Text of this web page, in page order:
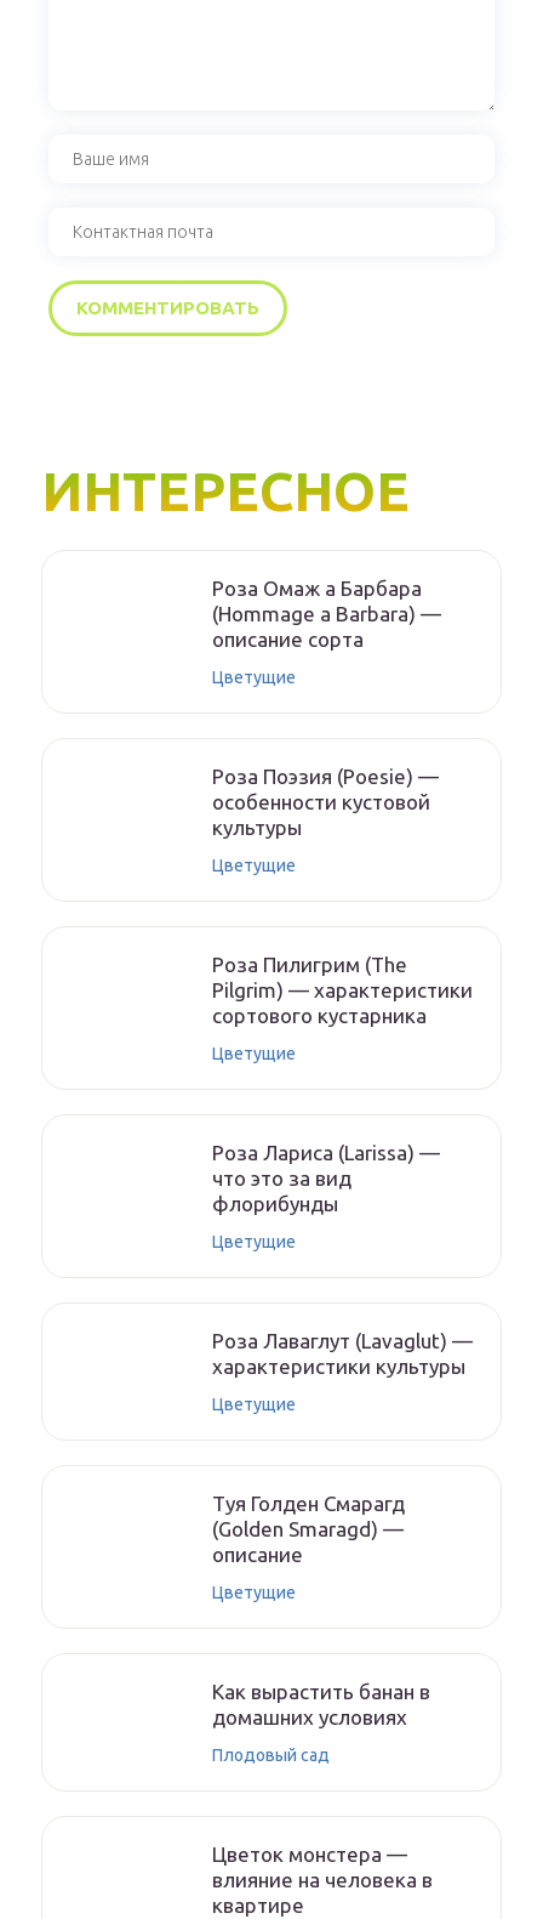
ИНТЕРЕСНОЕ
Роза Омаж а Барбара
(Hommage a Barbara) —
описание сорта
Цветущие
Роза Поэзия (Poesie) —
особенности кустовой
культуры
Цветущие
Роза Пилигрим (The
Pilgrim) — характеристики
сортового кустарника
Цветущие
Роза Лариса (Larissa) —
что это за вид
флорибунды
Цветущие
Роза Лаваглут (Lavaglut) —
характеристики культуры
Цветущие
Туя Голден Смарагд
(Golden Smaragd) —
описание
Цветущие
Как вырастить банан в
домашних условиях
Плодовый сад
Цветок монстера —
влияние на человека в
квартире